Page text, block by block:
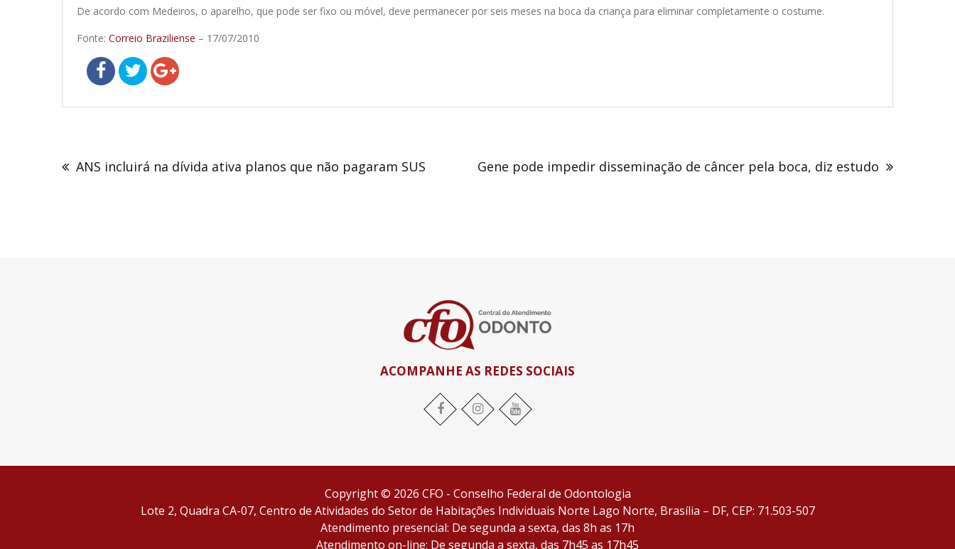
De acordo com Medeiros, o aparelho, que pode ser fixo ou móvel, deve permanecer por seis meses na boca da criança para eliminar completamente o costume.
Fonte: Correio Braziliense – 17/07/2010
de
Post
ANS incluirá na dívida ativa planos que não pagaram SUS Gene pode impedir disseminação de câncer pela boca, diz estudo
ACOMPANHE AS REDES SOCIAIS
Facebook Instagram YouTube
Copyright © 2026 CFO - Conselho Federal de Odontologia
Lote 2, Quadra CA-07, Centro de Atividades do Setor de Habitações Individuais Norte Lago Norte, Brasília – DF, CEP: 71.503-507
Atendimento presencial: De segunda a sexta, das 8h as 17h
Atendimento on-line: De segunda a sexta, das 7h45 as 17h45